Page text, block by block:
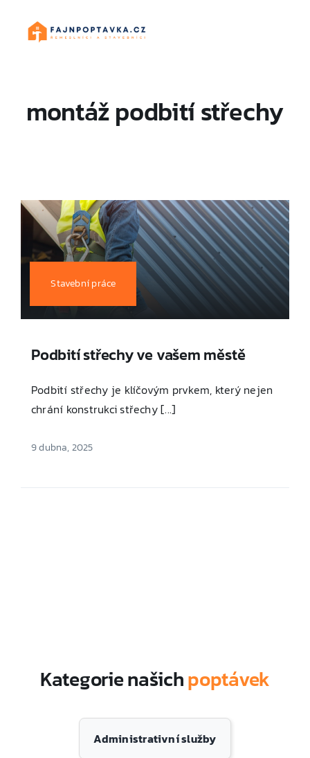
montáž podbití střechy
Stavební práce
Podbití střechy ve vašem městě
Podbití střechy je klíčovým prvkem, který nejen
chrání konstrukci střechy [...]
9 dubna, 2025
Kategorie našichpoptávek
Administrativní služby